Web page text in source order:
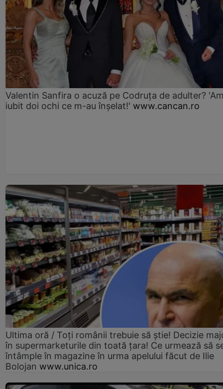
Valentin Sanfira o acuză pe Codruța de adulter?
iubit doi ochi ce m-au înșelat!' www.cancan.ro
Ultima oră / Toți românii trebuie să știe! Decizie
în supermarketurile din toată țara! Ce urmează să
întâmple în magazine în urma apelului făcut de Ilie
Bolojan www.unica.ro